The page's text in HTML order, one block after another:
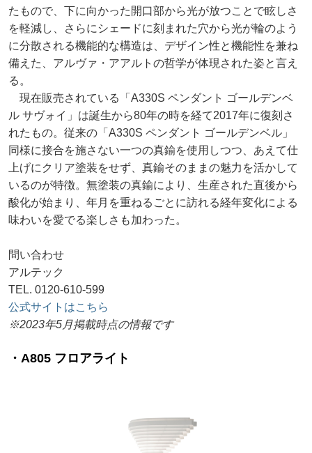
たもので、下に向かった開口部から光が放つことで眩しさ
を軽減し、さらにシェードに刻まれた穴から光が輪のよう
に分散される機能的な構造は、デザイン性と機能性を兼ね
備えた、アルヴァ・アアルトの哲学が体現された姿と言え
る。
現在販売されている「A330S ペンダント ゴールデンベ
ル サヴォイ」は誕生から80年の時を経て2017年に復刻さ
れたもの。従来の「A330S ペンダント ゴールデンベル」
同様に接合を施さない一つの真鍮を使用しつつ、あえて仕
上げにクリア塗装をせず、真鍮そのままの魅力を活かして
いるのが特徴。無塗装の真鍮により、生産された直後から
酸化が始まり、年月を重ねるごとに訪れる経年変化による
味わいを愛でる楽しさも加わった。
問い合わせ
アルテック
TEL. 0120-610-599
公式サイトはこちら
※2023年5月掲載時点の情報です
・A805 フロアライト